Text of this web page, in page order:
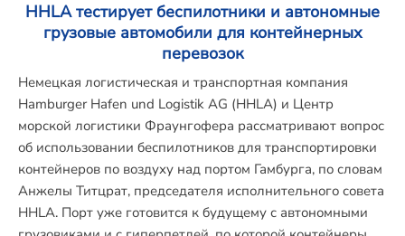
HHLA тестирует беспилотники и автономные
грузовые автомобили для контейнерных
перевозок
Немецкая логистическая и транспортная компания
Hamburger Hafen und Logistik AG (HHLA) и Центр
морской логистики Фраунгофера рассматривают вопрос
об использовании беспилотников для транспортировки
контейнеров по воздуху над портом Гамбурга, по словам
Анжелы Титцрат, председателя исполнительного совета
HHLA. Порт уже готовится к будущему с автономными